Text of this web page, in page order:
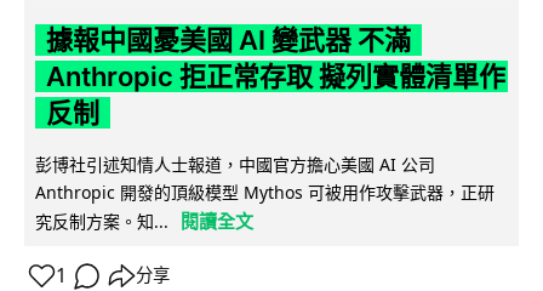
據報中國憂美國 AI 變武器 不滿
Anthropic 拒正常存取 擬列實體清單作
反制
彭博社引述知情人士報道，中國官方擔心美國 AI 公司
Anthropic 開發的頂級模型 Mythos 可被用作攻擊武器，正研
究反制方案。知...
閱讀全文
1 分享